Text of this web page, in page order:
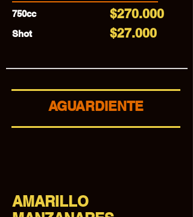
750cc
Shot
$270.000
$27.000
AGUARDIENTE
AMARILLO